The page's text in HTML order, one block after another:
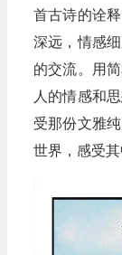
首古诗的诠
深远，情感
的交流。用
人的情感和
受那份文雅
世界，感受其